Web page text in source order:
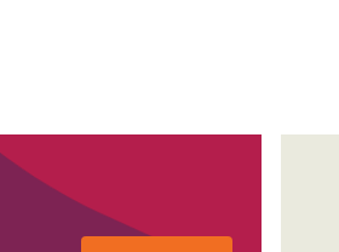
et
en Afrique de